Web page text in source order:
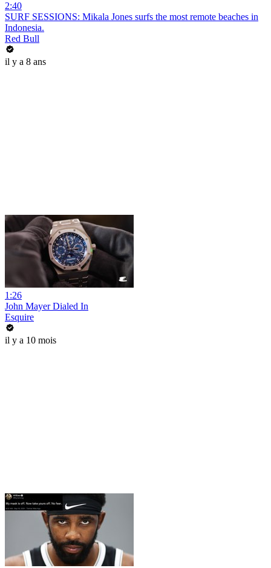
2:40
SURF SESSIONS: Mikala Jones surfs the most remote beaches in
Indonesia.
Red Bull
il y a 8 ans
1:26
John Mayer Dialed In
Esquire
il y a 10 mois